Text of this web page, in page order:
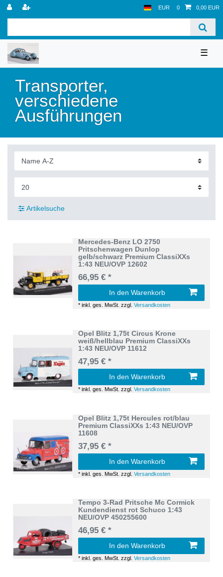
EUR 0 0,00 EUR
☰
Transporter,
verschiedene
Ausführungen
Artikelsuche
Mercedes-Benz LO 2750
Pritschenwagen Dunlop
gelb/schwarz Premium ClassiXXs
1:43 NEU/OVP 12602
66,95 € *
In den Warenkorb
*inkl. ges. MwSt. zzgl.Versandkosten
Opel Blitz 1,75t Circus Krone
weiß/hellblau Premium ClassiXXs
1:43 NEU/OVP 11612
47,95 € *
In den Warenkorb
*inkl. ges. MwSt. zzgl.Versandkosten
Opel Blitz 1,75t Hercules rot/blau
Premium ClassiXXs 1:43 NEU/OVP
11608
37,95 € *
In den Warenkorb
*inkl. ges. MwSt. zzgl.Versandkosten
Tempo 3-Rad Pritsche Mc Cormick
Kundendienst rot Schuco 1:43
NEU/OVP 450255600
46,95 € *
In den Warenkorb
*inkl. ges. MwSt. zzgl.Versandkosten